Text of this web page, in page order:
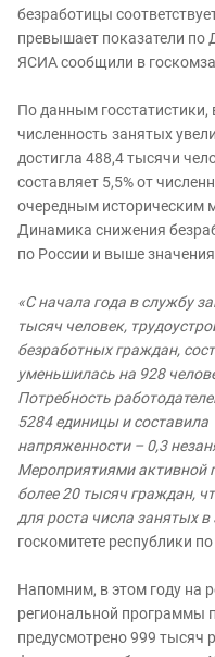
безработицы
превышает показатели по
ЯСИА сообщили в
По данным госстатистики,
численность занятых
достигла 488,4 тысячи
составляет 5,5% от
очередным историческим
Динамика снижения
по России и выше
«С начала года в службу
тысяч человек,
безработных граждан,
уменьшилась на 928
Потребность
5284 единицы и
напряженности – 0,3
Мероприятиями активной
более 20 тысяч граждан,
для роста числа занятых
госкомитете республики
Напомним, в этом году на
региональной программы
предусмотрено 999 тысяч